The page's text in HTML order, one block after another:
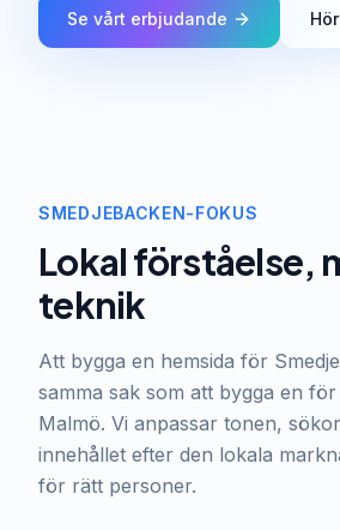
Se vårt erbjudande
SMEDJEBACKEN-FOKUS
Lokal förståelse,
teknik
Att bygga en hemsida för
samma sak som att bygga en
Malmö. Vi anpassar tonen,
innehållet efter den lokala
för rätt personer.